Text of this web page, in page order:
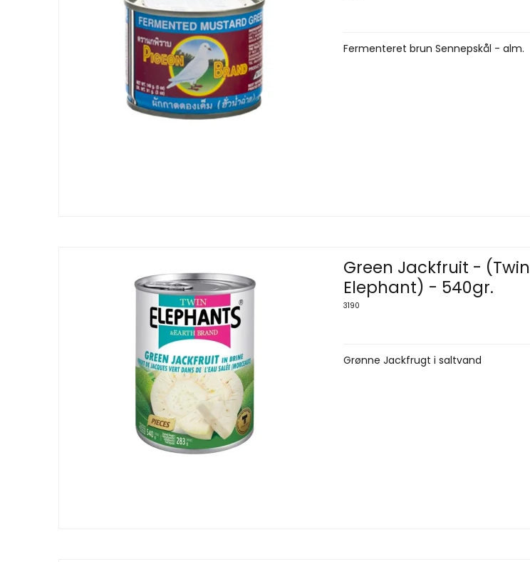
Fermenteret brun Sennepskål - alm.
Green Jackfruit - (Twin
Elephant) - 540gr.
3190
Grønne Jackfrugt i saltvand